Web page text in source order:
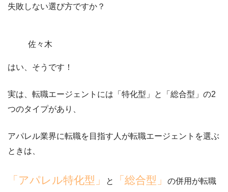
失敗しない選び方ですか？
佐々木
はい、そうです！
実は、転職エージェントには 「特化型」と「総合型」の2
つのタイプがあり、
アパレル業界に転職を目指す人が転職エージェントを選ぶ
ときは、
「アパレル特化型」 と 「総合型」
の併用が転職